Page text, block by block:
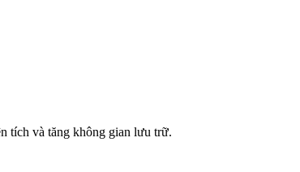
tích và tăng không gian lưu trữ.